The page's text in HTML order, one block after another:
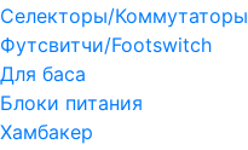
Селекторы/Коммутаторы
Футсвитчи/Footswitch
Для баса
Блоки питания
Хамбакер